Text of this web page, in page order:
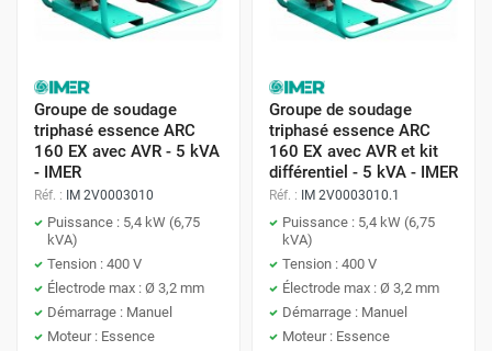
accompagnera pendant de nombreuses années.
Performance
adaptée à différents besoins, du simple bricolage aux
applications industrielles les plus exigeantes. Leur
rendement énergétique élevé permet de réduire la
consommation de carburant et les coûts d'exploitation. De
plus, les modèles insonorisés offrent un faible niveau
sonore, pour un confort d'utilisation optimal.
Technologie
Protoumat intègre les dernières technologies dans ses
groupes électrogènes, tels que les modèles inverter pour
Groupe de soudage
triphasé essence ARC
160 EX avec AVR - 5 kVA
- IMER
Réf. : IM 2V0003010
Puissance : 5,4 kW (6,75
kVA)
Tension : 400 V
Électrode max : Ø 3,2 mm
Démarrage : Manuel
Moteur : Essence
Groupe de soudage
triphasé essence ARC
160 EX avec AVR et kit
différentiel - 5 kVA - IMER
Réf. : IM 2V0003010.1
Puissance : 5,4 kW (6,75
kVA)
Tension : 400 V
Électrode max : Ø 3,2 mm
Démarrage : Manuel
Moteur : Essence